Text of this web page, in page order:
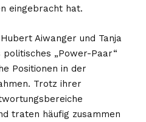
eingebracht hat.
Aiwanger und Tanja
„Power-Paar“
Positionen in der
Trotz ihrer
traten häufig zusammen